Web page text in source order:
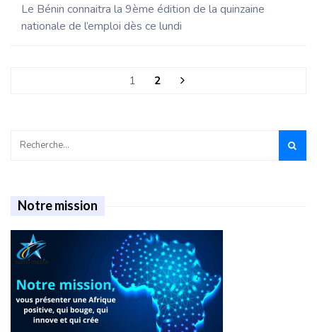
Le Bénin connaitra la 9ème édition de la quinzaine
nationale de l’emploi dès ce lundi
1 2
Notre mission